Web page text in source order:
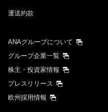
運送約款
ANAグループについて
グループ企業一覧
株主・投資家情報
プレスリリース
欧州採用情報